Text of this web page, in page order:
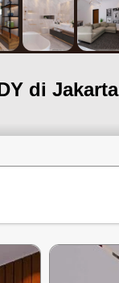
di Jakarta